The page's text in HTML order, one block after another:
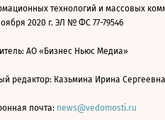
технологий и массовых
2020 г. ЭЛ № ФС 77-79546
АО «Бизнес Ньюс Медиа»
редактор: Казьмина Ирина Сергеевна
почта: news@vedomosti.ru